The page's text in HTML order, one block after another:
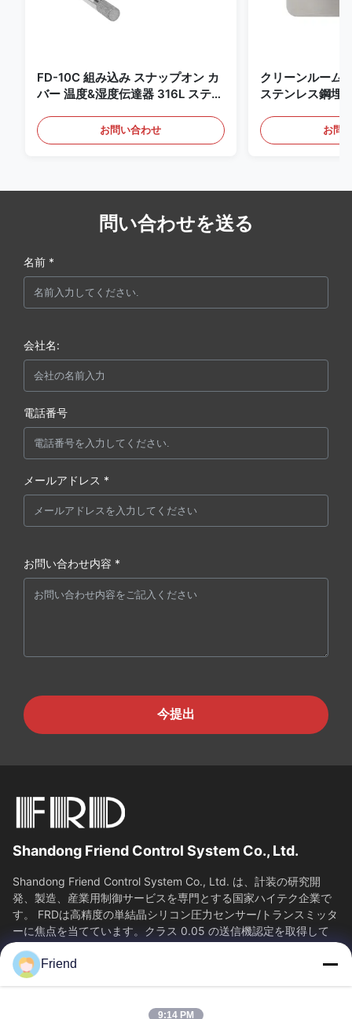
FD-10C 組み込み スナップオン カ
バー 温度&湿度伝達器 316L ステン
お問い合わせ
クリーンルーム
ステンレス鋼埋
知用
お問
問い合わせを送る
名前 *
会社名:
電話番号
メールアドレス *
お問い合わせ内容 *
今提出
Shandong Friend Control System Co., Ltd.
Shandong Friend Control System Co., Ltd. は、計装の研究開
発、製造、産業用制御サービスを専門とする国家ハイテク企業で
す。 FRDは高精度の単結晶シリコン圧力センサー/トランスミッタ
ーに焦点を当てています。クラス 0.05 の送信機認定を取得して
おり、65...
SAIKESAISI水素エナジー
Friend
9:14 PM